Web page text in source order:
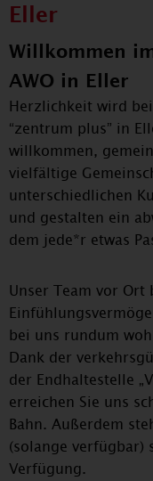
Eller
Willkommen
AWO in Eller
Herzlichkeit wird
“zentrum plus” in
willkommen,
vielfältige
unterschiedlichen
und gestalten ein
dem jede*r etwas
Unser Team vor
bei uns rundum
Dank der
der Endhaltestelle
erreichen Sie uns
Bahn. Außerdem
(solange verfügbar)
Verfügung.